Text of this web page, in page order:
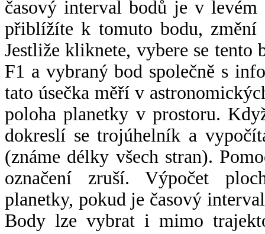
časový interval bodů je v
přiblížíte k tomuto bodu,
Jestliže kliknete, vybere se tento
F1 a vybraný bod společně s
tato úsečka měří v
poloha planetky v prostoru.
dokreslí se trojúhelník a
(známe délky všech stran).
označení zruší. Výpočet
planetky, pokud je časový
Body lze vybrat i mimo